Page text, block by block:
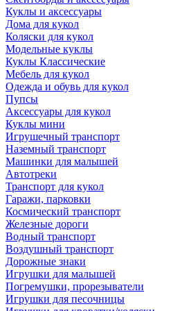
Куклы и аксессуары
Дома для кукол
Коляски для кукол
Модельные куклы
Куклы Классические
Мебель для кукол
Одежда и обувь для кукол
Пупсы
Аксессуары для кукол
Куклы мини
Игрушечный транспорт
Наземный транспорт
Машинки для малышей
Автотреки
Транспорт для кукол
Гаражи, парковки
Космический транспорт
Железные дороги
Водный транспорт
Воздушный транспорт
Дорожные знаки
Игрушки для малышей
Погремушки, прорезыватели
Игрушки для песочницы